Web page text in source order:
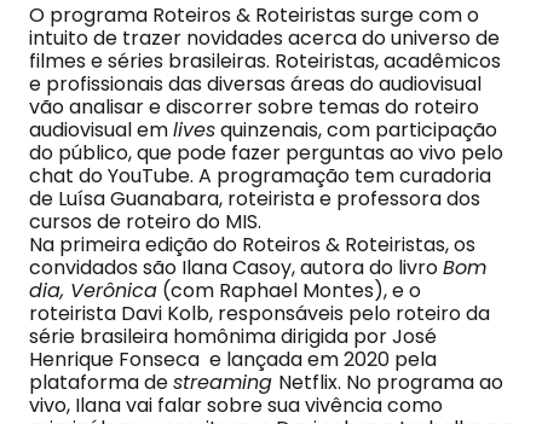
O programa Roteiros & Roteiristas surge com o
intuito de trazer novidades acerca do universo de
filmes e séries brasileiras. Roteiristas, acadêmicos
e profissionais das diversas áreas do audiovisual
vão analisar e discorrer sobre temas do roteiro
audiovisual emlivesquinzenais, com participação
do público, que pode fazer perguntas ao vivo pelo
chat do YouTube. A programação tem curadoria
de Luísa Guanabara, roteirista e professora dos
cursos de roteiro do MIS.
Na primeira edição do Roteiros & Roteiristas, os
convidados são Ilana Casoy, autora do livroBom
dia, Verônica (com Raphael Montes), e o
roteirista Davi Kolb, responsáveis pelo roteiro da
série brasileira homônima dirigida por José
Henrique Fonseca e lançada em 2020 pela
plataforma destreaming Netflix. No programa ao
vivo, Ilana vai falar sobre sua vivência como